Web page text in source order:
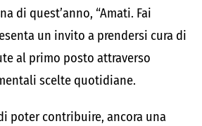
di quest’anno, “Amati. Fai
un invito a prendersi cura di
al primo posto attraverso
scelte quotidiane.
poter contribuire, ancora una